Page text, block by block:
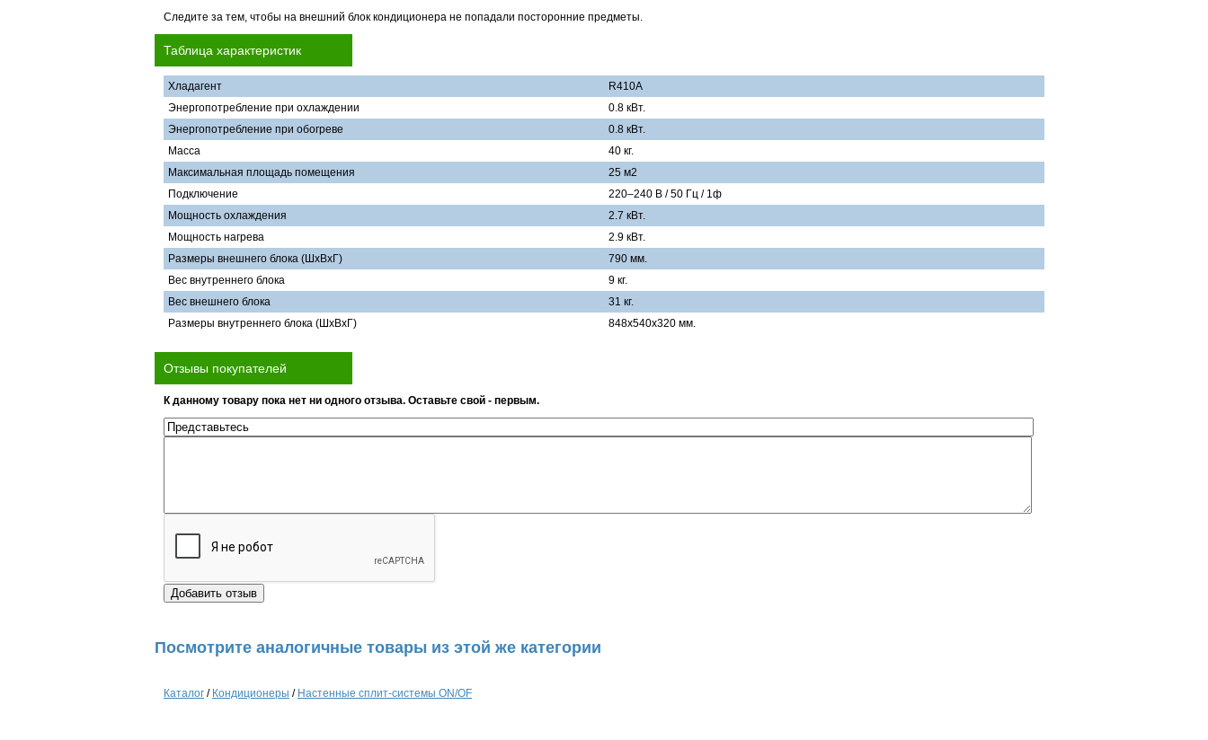
Следите за тем, чтобы на внешний блок кондиционера не попадали посторонние предметы.
Таблица характеристик
Хладагент
R410A
Энергопотребление при охлаждении
0.8 кВт.
Энергопотребление при обогреве
0.8 кВт.
Масса
40 кг.
Максимальная площадь помещения
25 м2
Подключение
220–240 В / 50 Гц / 1ф
Мощность охлаждения
2.7 кВт.
Мощность нагрева
2.9 кВт.
Размеры внешнего блока (ШхВхГ)
790 мм.
Вес внутреннего блока
9 кг.
Вес внешнего блока
31 кг.
Размеры внутреннего блока (ШхВхГ)
848х540х320 мм.
Отзывы покупателей
К данному товару пока нет ни одного отзыва. Оставьте свой - первым.
Посмотрите аналогичные товары из этой же категории
Каталог / Кондиционеры / Настенные сплит-системы ON/OF